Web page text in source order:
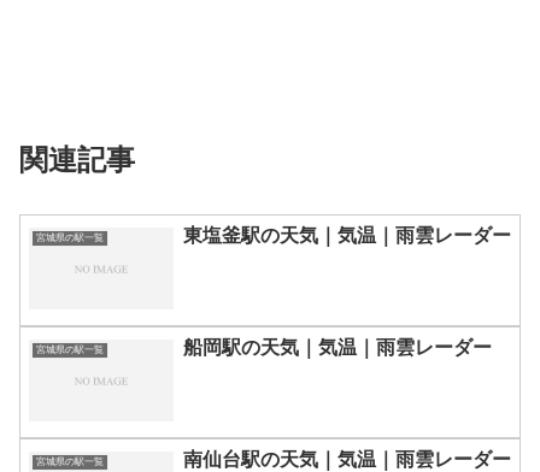
関連記事
宮城県の駅一覧 東塩釜駅の天気｜気温｜雨雲レーダー
宮城県の駅一覧 船岡駅の天気｜気温｜雨雲レーダー
宮城県の駅一覧 南仙台駅の天気｜気温｜雨雲レーダー